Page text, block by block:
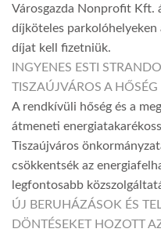
Városgazda Nonprofit Kft.
díjköteles parkolóhelyeken
díjat kell fizetniük.
INGYENES ESTI
TISZAÚJVÁROS A HŐSÉG
A rendkívüli hőség és a
átmeneti
Tiszaújváros
csökkentsék az
legfontosabb
ÚJ BERUHÁZÁSOK ÉS
DÖNTÉSEKET HOZOTT